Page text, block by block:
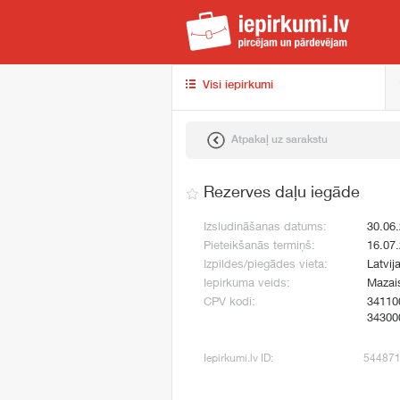
Visi iepirkumi
Atpakaļ uz sarakstu
Rezerves daļu iegāde
Izsludināšanas datums:
Pieteikšanās termiņš:
Izpildes/piegādes vieta:
Iepirkuma veids:
CPV kodi:
Iepirkumi.lv ID: